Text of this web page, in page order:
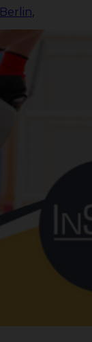
Berlin,